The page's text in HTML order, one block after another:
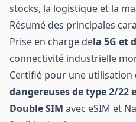
stocks, la logistique et la
Résumé des principales
Prise en charge dela 5G et
connectivité industrielle
Certifié pour une utilisation
dangereuses de type 2/22
Double SIM avec eSIM et